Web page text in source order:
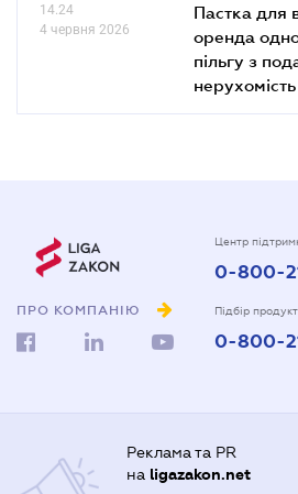
14.24
4 червня 2026
Пастка для
оренда
пільгу з
нерухомість
ПРО КОМПАНІЮ
Центр
0-800-
Підбір
0-800-
Реклама та PR
на ligazakon.net